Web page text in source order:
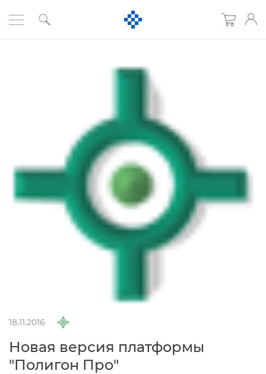
18.11.2016
Новая версия платформы
"Полигон Про"